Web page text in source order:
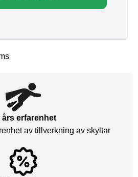
års erfarenhet
av tillverkning av skyltar